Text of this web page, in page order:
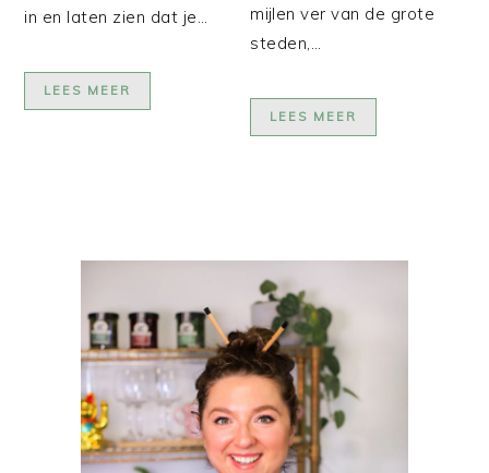
in en laten zien dat je…
LEES MEER
mijlen ver van de grote
steden,…
LEES MEER